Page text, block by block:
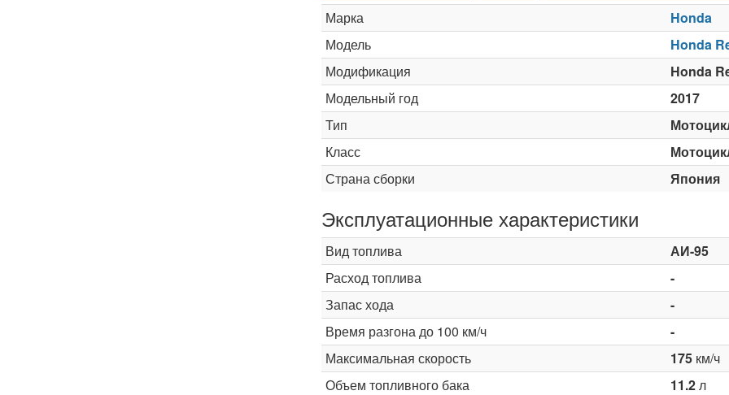
Марка
Honda
Модель
Honda
Модификация
Honda
Модельный год
2017
Тип
Класс
Страна сборки
Япония
Эксплуатационные характеристики
Вид топлива
АИ-95
Расход топлива
-
Запас хода
-
Время разгона до 100 км/ч
-
Максимальная скорость
175км/ч
Объем топливного бака
11.2л